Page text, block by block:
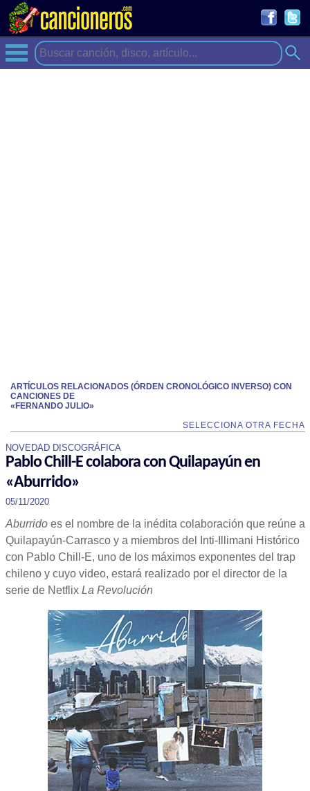
ARTÍCULOS RELACIONADOS (ÓRDEN CRONOLÓGICO INVERSO) CON
CANCIONES DE
«FERNANDO JULIO»
SELECCIONA OTRA FECHA
NOVEDAD DISCOGRÁFICA
Pablo Chill-E colabora con Quilapayún en
«Aburrido»
05/11/2020
Aburrido es el nombre de la inédita colaboración que reúne a
Quilapayún-Carrasco y a miembros del Inti-Illimani Histórico
con Pablo Chill-E, uno de los máximos exponentes del trap
chileno y cuyo video, estará realizado por el director de la
serie de Netflix La Revolución